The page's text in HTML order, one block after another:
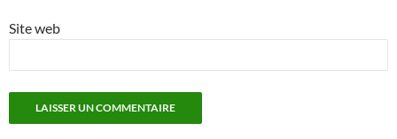
Site web